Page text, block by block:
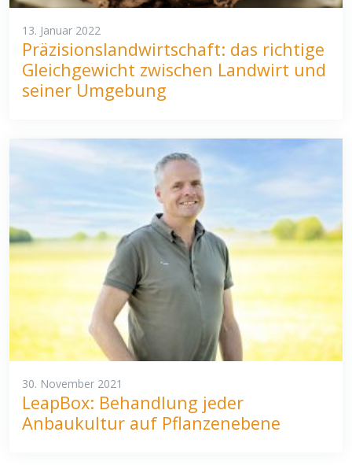
13. Januar 2022
Präzisionslandwirtschaft: das richtige
Gleichgewicht zwischen Landwirt und
seiner Umgebung
30. November 2021
LeapBox: Behandlung jeder
Anbaukultur auf Pflanzenebene